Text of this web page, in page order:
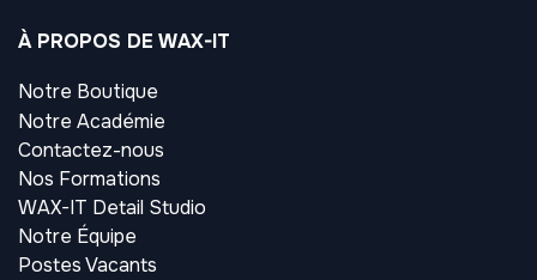
À PROPOS DE WAX-IT
Notre Boutique
Notre Académie
Contactez-nous
Nos Formations
WAX-IT Detail Studio
Notre Équipe
Postes Vacants